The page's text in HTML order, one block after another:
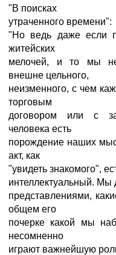
"В поисках
утраченного времени":
"Но ведь даже если
житейских
мелочей, и то мы не
внешне цельного,
неизменного, с чем
торговым
договором или с
человека есть
порождение наших
акт, как
"увидеть знакомого",
интеллектуальный. Мы
представлениями,
общем его
почерке какой мы
несомненно
играют важнейшую